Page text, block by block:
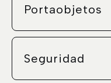
Portaobjetos
Seguridad